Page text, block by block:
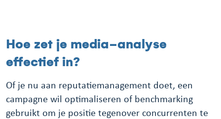
Hoe zet je media-analyse
effectief in?
Of je nu aan reputatiemanagement doet, een
campagne wil optimaliseren of benchmarking
gebruikt om je positie tegenover concurrenten te